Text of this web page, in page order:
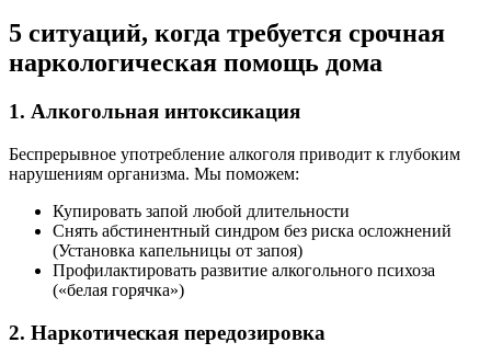
5 ситуаций, когда требуется срочная
наркологическая помощь дома
1. Алкогольная интоксикация
Беспрерывное употребление алкоголя приводит к глубоким
нарушениям организма. Мы поможем:
Купировать запой любой длительности
Снять абстинентный синдром без риска осложнений
(Установка капельницы от запоя)
Профилактировать развитие алкогольного психоза
(«белая горячка»)
2. Наркотическая передозировка